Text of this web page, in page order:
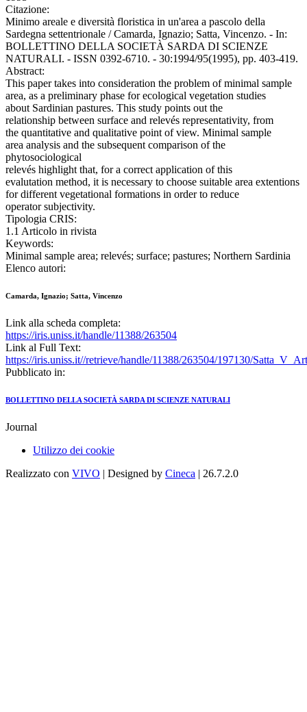
Citazione:
Minimo areale e diversità floristica in un'area a pascolo della
Sardegna settentrionale / Camarda, Ignazio; Satta, Vincenzo. - In:
BOLLETTINO DELLA SOCIETÀ SARDA DI SCIENZE
NATURALI. - ISSN 0392-6710. - 30:1994/95(1995), pp. 403-419.
Abstract:
This paper takes into consideration the problem of minimal sample
area, as a preliminary phase for ecological vegetation studies
about Sardinian pastures. This study points out the
relationship between surface and relevés representativity, from
the quantitative and qualitative point of view. Minimal sample
area analysis and the subsequent comparison of the
phytosociological
relevés highlight that, for a correct application of this
evalutation method, it is necessary to choose suitable area extentions
for different vegetational formations in order to reduce
operator subjectivity.
Tipologia CRIS:
1.1 Articolo in rivista
Keywords:
Minimal sample area; relevés; surface; pastures; Northern Sardinia
Elenco autori:
Camarda, Ignazio; Satta, Vincenzo
Link alla scheda completa:
https://iris.uniss.it/handle/11388/263504
Link al Full Text:
https://iris.uniss.it//retrieve/handle/11388/263504/197130/
Pubblicato in:
BOLLETTINO DELLA SOCIETÀ SARDA DI SCIENZE NATURALI
Journal
Utilizzo dei cookie
Realizzato con VIVO | Designed by Cineca | 26.7.2.0